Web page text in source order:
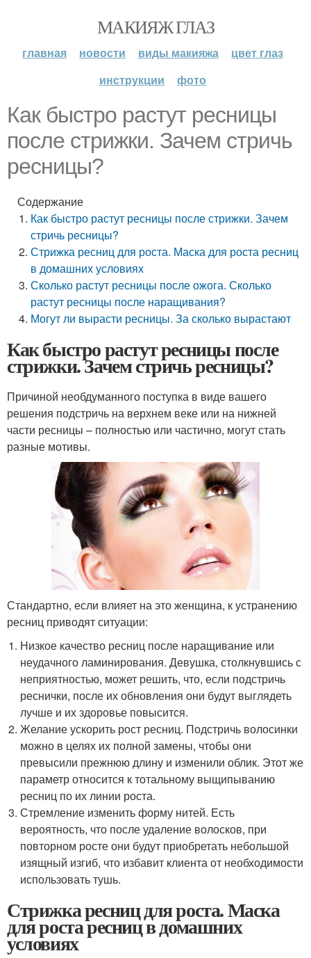
МАКИЯЖ ГЛАЗ
главная новости виды макияжа
цвет глаз
инструкции
фото
Как быстро растут ресницы
после стрижки. Зачем стричь
ресницы?
Содержание
Как быстро растут ресницы после стрижки. Зачем
стричь ресницы?
Стрижка ресниц для роста. Маска для роста ресниц
в домашних условиях
Сколько растут ресницы после ожога. Сколько
растут ресницы после наращивания?
Могут ли вырасти ресницы. За сколько вырастают
Как быстро растут ресницы после
стрижки. Зачем стричь ресницы?
Причиной необдуманного поступка в виде вашего
решения подстричь на верхнем веке или на нижней
части ресницы – полностью или частично, могут стать
разные мотивы.
Стандартно, если влияет на это женщина, к устранению
ресниц приводят ситуации:
Низкое качество ресниц после наращивание или
неудачного ламинирования. Девушка, столкнувшись с
неприятностью, может решить, что, если подстричь
реснички, после их обновления они будут выглядеть
лучше и их здоровье повысится.
Желание ускорить рост ресниц. Подстричь волосинки
можно в целях их полной замены, чтобы они
превысили прежнюю длину и изменили облик. Этот же
параметр относится к тотальному выщипыванию
ресниц по их линии роста.
Стремление изменить форму нитей. Есть
вероятность, что после удаление волосков, при
повторном росте они будут приобретать небольшой
изящный изгиб, что избавит клиента от необходимости
использовать тушь.
Стрижка ресниц для роста. Маска
для роста ресниц в домашних
условиях